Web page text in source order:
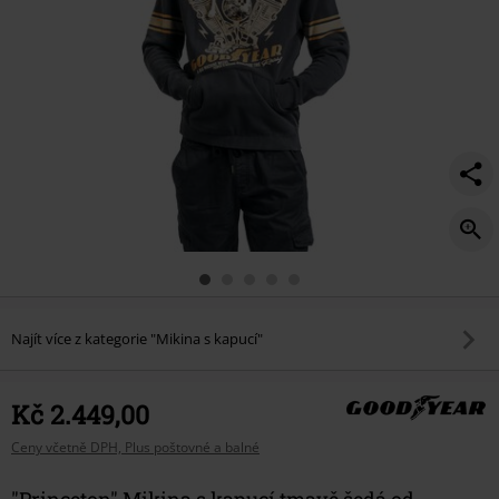
Najít více z kategorie "Mikina s kapucí"
Kč 2.449,00
Ceny včetně DPH, Plus poštovné a balné